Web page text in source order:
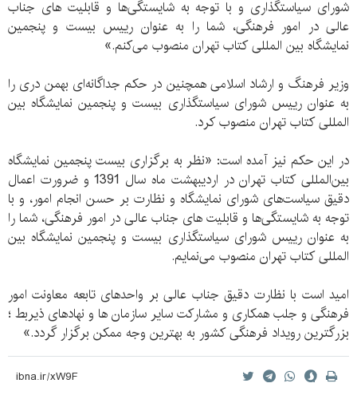
شورای سیاستگذاری و با توجه به شایستگی‌ها و قابلیت های جناب
عالی در امور فرهنگی، شما را به عنوان رییس بیست و پنجمین
نمایشگاه بین المللی کتاب تهران منصوب می‌کنم.»
وزیر فرهنگ و ارشاد اسلامی همچنین در حکم جداگانه‌ای بهمن دری را
به عنوان رییس شورای سیاستگذاری بیست و پنجمین نمایشگاه بین
المللی کتاب تهران منصوب کرد.
در این حکم نیز آمده است: «نظر به برگزاری بیست پنجمین نمایشگاه
بین‌المللی کتاب تهران در اردیبهشت ماه سال 1391 و ضرورت اعمال
دقیق سیاست‌های شورای نمایشگاه و نظارت بر حسن انجام امور، و با
توجه به شایستگی‌ها و قابلیت های جناب عالی در امور فرهنگی، شما را
به عنوان رییس شورای سیاستگذاری بیست و پنجمین نمایشگاه بین
المللی کتاب تهران منصوب می‌نمایم.
امید است با نظارت دقیق جناب عالی بر واحدهای تابعه معاونت امور
فرهنگی و جلب همکاری و مشارکت سایر سازمان ها و نهادهای ذیربط ؛
بزرگترین رویداد فرهنگی کشور به بهترین وجه ممکن برگزار گردد.»